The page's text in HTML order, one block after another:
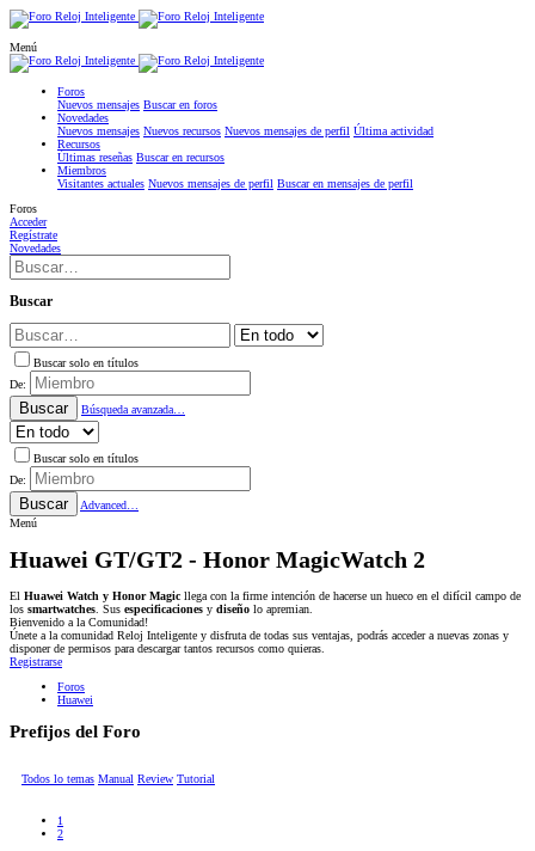
Menú
Foros
Nuevos mensajes Buscar en foros
Novedades
Nuevos mensajes Nuevos recursos Nuevos mensajes de perfil Última actividad
Recursos
Últimas reseñas Buscar en recursos
Miembros
Visitantes actuales Nuevos mensajes de perfil Buscar en mensajes de perfil
Foros
Acceder
Regístrate
Novedades
Buscar
Buscar solo en títulos
De:
Buscar Búsqueda avanzada…
Buscar solo en títulos
De:
Buscar
Advanced…
Menú
Huawei GT/GT2 - Honor MagicWatch 2
El Huawei Watch y Honor Magic llega con la firme intención de hacerse un hueco en el difícil campo de
los smartwatches . Sus especificaciones y diseño lo apremian.
Bienvenido a la Comunidad!
Únete a la comunidad Reloj Inteligente y disfruta de todas sus ventajas, podrás acceder a nuevas zonas y
disponer de permisos para descargar tantos recursos como quieras.
Registrarse
Foros
Huawei
Prefijos del Foro
Todos lo temas Manual Review Tutorial
1
2